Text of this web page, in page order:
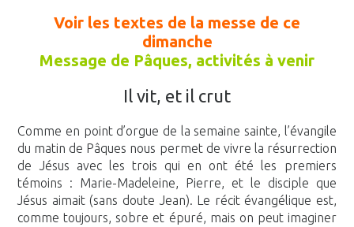
Voir les textes de la messe de ce
dimanche
Message de Pâques, activités à venir
Il vit, et il crut
Comme en point d’orgue de la semaine sainte, l’évangile
du matin de Pâques nous permet de vivre la résurrection
de Jésus avec les trois qui en ont été les premiers
témoins : Marie-Madeleine, Pierre, et le disciple que
Jésus aimait (sans doute Jean). Le récit évangélique est,
comme toujours, sobre et épuré, mais on peut imaginer